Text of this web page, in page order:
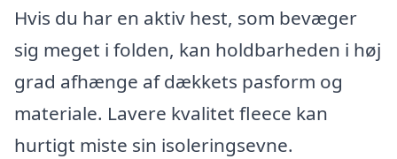
Hvis du har en aktiv hest, som bevæger
sig meget i folden, kan holdbarheden i høj
grad afhænge af dækkets pasform og
materiale. Lavere kvalitet fleece kan
hurtigt miste sin isoleringsevne.